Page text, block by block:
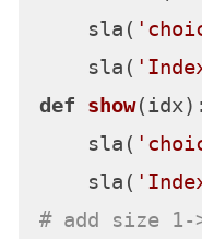
    sla(
    sla(
def show(idx):
    sla(
    sla(
# add size 1-